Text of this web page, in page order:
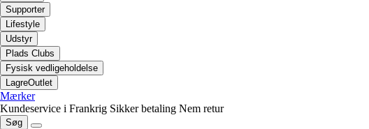
Supporter
Lifestyle
Udstyr
Plads Clubs
Fysisk vedligeholdelse
LagreOutlet
Mærker
Kundeservice i Frankrig Sikker betaling Nem retur
Søg